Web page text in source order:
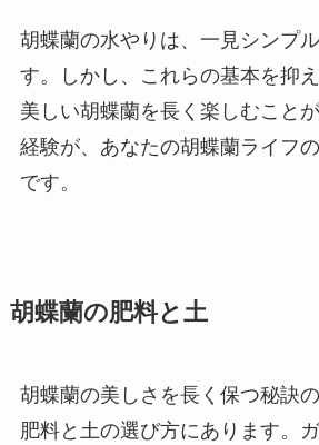
胡蝶蘭の水やりは、一見シンプ
す。しかし、これらの基本を抑
美しい胡蝶蘭を長く楽しむこと
経験が、あなたの胡蝶蘭ライフ
です。
胡蝶蘭の肥料と土
胡蝶蘭の美しさを長く保つ秘訣
肥料と土の選び方にあります。